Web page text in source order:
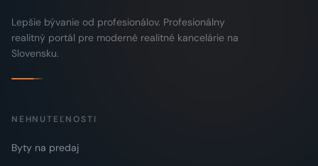
Lepšie bývanie od profesionálov. Profesionálny
realitný portál pre moderné realitné kancelárie na
Slovensku.
NEHNUTEĽNOSTI
Byty na predaj